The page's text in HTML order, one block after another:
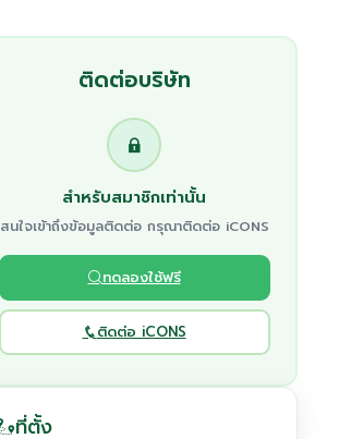
ติดต่อบริษัท
สำหรับสมาชิกเท่านั้น
สนใจเข้าถึงข้อมูลติดต่อ กรุณาติดต่อ iCONS
ทดลองใช้ฟรี
ติดต่อ iCONS
ที่ตั้ง